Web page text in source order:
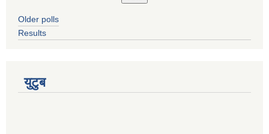
Older polls
Results
युटुब